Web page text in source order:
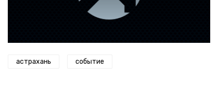
астрахань событие